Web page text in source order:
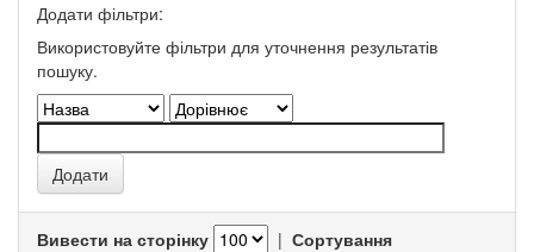
Додати фільтри:
Використовуйте фільтри для уточнення результатів
пошуку.
Вивести на сторінку | Сортування